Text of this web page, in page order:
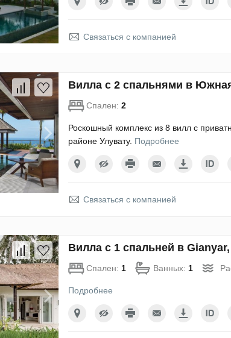
Связаться с компанией
Вилла с 2 спальнями в
Спален: 2
Роскошный комплекс из 8 вилл с
районе Улувату. Подробнее
Связаться с компанией
Вилла с 1 спальней в
Спален: 1 Ванных: 1
Подробнее